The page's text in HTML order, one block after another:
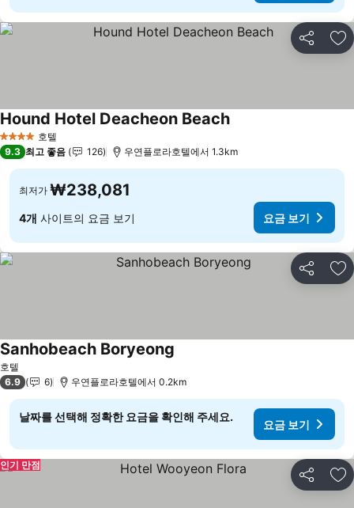
공유 즐
4 성급 호텔
Hound Hotel Deacheon Beach요금 보기
9.3 최고 좋음 126 우연플로라호텔에서 1.3km
최저가 ₩238,081
4개 사이트의 요금 보기 요금 보기
공유 즐
호텔
Sanhobeach Boryeong
6.9 6 우연플로라호텔에서 0.2km
날짜를 선택해 정확한 요금을 확인해 주세요.
요금 보기
공유 즐
인기 만점